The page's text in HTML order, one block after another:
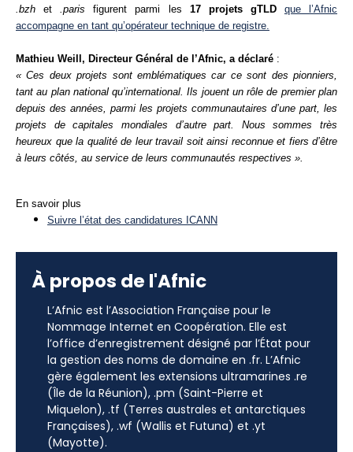
.bzh et.paris figurent parmi les 17 projets gTLD
que l’Afnic
accompagne en tant qu’opérateur technique de registre.
Mathieu Weill, Directeur Général de l’Afnic, a déclaré :
« Ces deux projets sont emblématiques car ce sont des pionniers,
tant au plan national qu’international. Ils jouent un rôle de premier plan
depuis des années, parmi les projets communautaires d’une part, les
projets de capitales mondiales d’autre part. Nous sommes très
heureux que la qualité de leur travail soit ainsi reconnue et fiers d’être
à leurs côtés, au service de leurs communautés respectives ».
En savoir plus
Suivre l’état des candidatures ICANN
À propos de l'Afnic
L’Afnic est l’Association Française pour le
Nommage Internet en Coopération. Elle est
l’office d’enregistrement désigné par l’État pour
la gestion des noms de domaine en .fr. L’Afnic
gère également les extensions ultramarines .re
(Île de la Réunion), .pm (Saint-Pierre et
Miquelon), .tf (Terres australes et antarctiques
Françaises), .wf (Wallis et Futuna) et .yt
(Mayotte).